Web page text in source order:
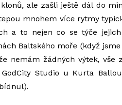
ale zašli ještě dál do
mnohem více rytmy
a to nejen co se týče
Baltského moře (když
nemám žádných výtek,
Studio u Kurta